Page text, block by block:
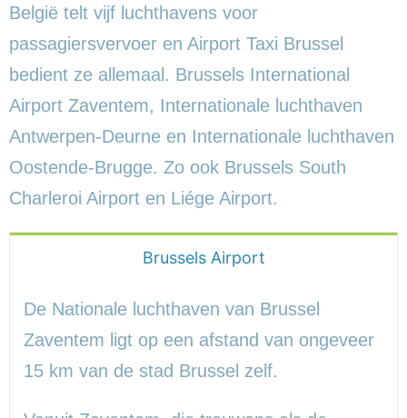
België telt vijf luchthavens voor
passagiersvervoer en Airport Taxi Brussel
bedient ze allemaal. Brussels International
Airport Zaventem, Internationale luchthaven
Antwerpen-Deurne en Internationale luchthaven
Oostende-Brugge. Zo ook Brussels South
Charleroi Airport en Liége Airport.
Brussels Airport
De Nationale luchthaven van Brussel
Zaventem ligt op een afstand van ongeveer
15 km van de stad Brussel zelf.